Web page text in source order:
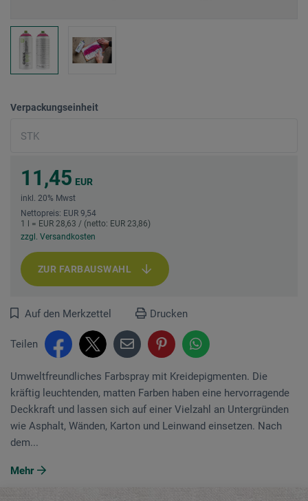
Verpackungseinheit
11,45 EUR
inkl. 20% Mwst
Nettopreis: EUR 9,54
1 l = EUR 28,63 / (netto: EUR 23,86)
zzgl. Versandkosten
ZUR FARBAUSWAHL
Auf den Merkzettel Drucken
Teilen
Umweltfreundliches Farbspray mit Kreidepigmenten. Die
kräftig leuchtenden, matten Farben haben eine hervorragende
Deckkraft und lassen sich auf einer Vielzahl an Untergründen
wie Asphalt, Wänden, Karton und Leinwand einsetzen. Nach
dem...
Mehr